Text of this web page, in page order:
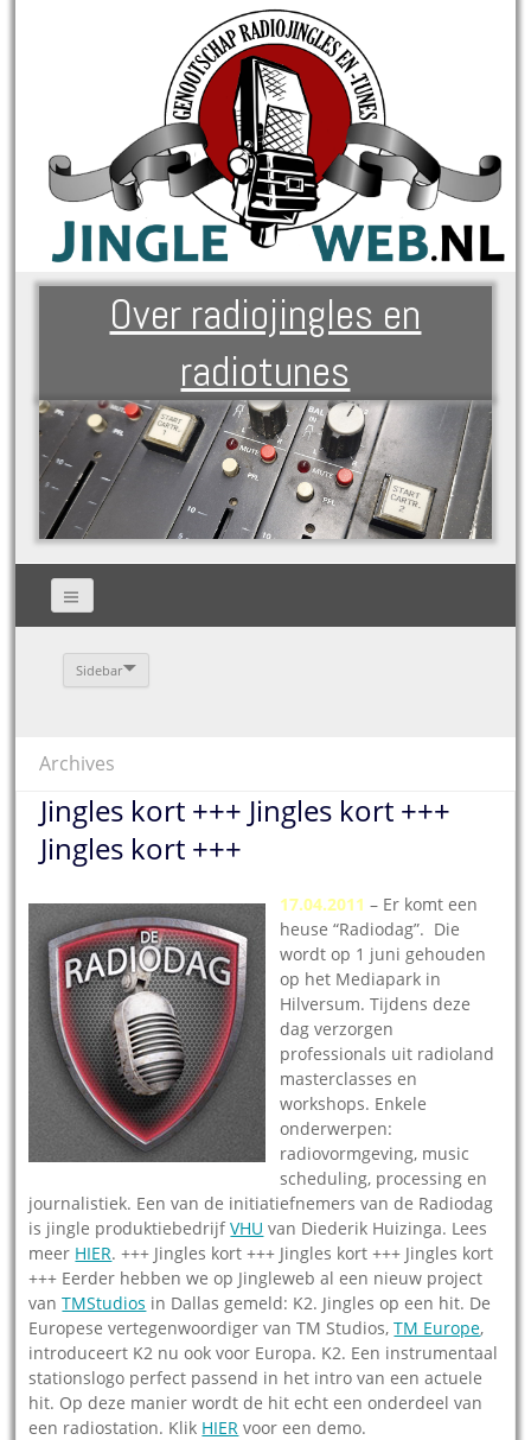
Over radiojingles en
radiotunes
Sidebar
Archives
Jingles kort +++ Jingles kort +++
Jingles kort +++
17.04.2011– Er komt een
heuse “Radiodag”. Die
wordt op 1 juni gehouden
op het Mediapark in
Hilversum. Tijdens deze
dag verzorgen
professionals uit radioland
masterclasses en
workshops. Enkele
onderwerpen:
radiovormgeving, music
scheduling, processing en
journalistiek. Een van de initiatiefnemers van de Radiodag
is jingle produktiebedrijfVHU van Diederik Huizinga. Lees
meer HIER. +++ Jingles kort +++ Jingles kort +++ Jingles kort
+++ Eerder hebben we op Jingleweb al een nieuw project
vanTMStudios in Dallas gemeld: K2. Jingles op een hit. De
Europese vertegenwoordiger van TM Studios,TM Europe,
introduceert K2 nu ook voor Europa. K2. Een instrumentaal
stationslogo perfect passend in het intro van een actuele
hit. Op deze manier wordt de hit echt een onderdeel van
een radiostation. Klik HIER voor een demo.